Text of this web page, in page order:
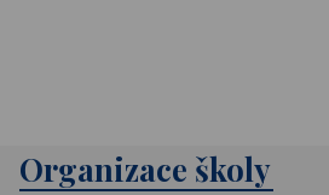
Organizace školy